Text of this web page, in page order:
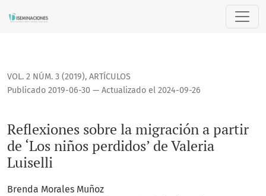
Reflexiones sobre la migración a partir de ‘Los niños
VOL. 2 NÚM. 3 (2019), ARTÍCULOS
Reflexiones sobre la migración a partir
de ‘Los niños perdidos’ de Valeria
Luiselli
Publicado 2019-06-30 — Actualizado el 2024-09-26
Brenda Morales Muñoz